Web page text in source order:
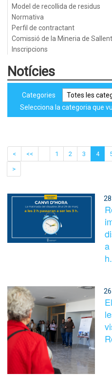
Model de recollida de residus
Normativa
Perfil de contractant
Comissió de la Mineria de Sallent
Inscripcions
Notícies
Categories
Selecciona la categoria que
< << 1 2 3 4
>
28
a
h.
26